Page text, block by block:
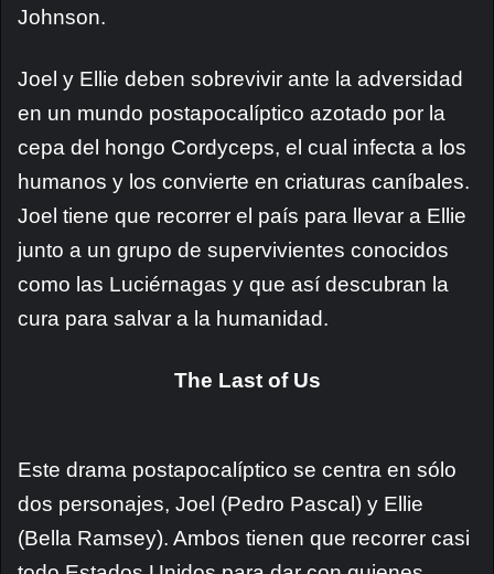
Johnson.
Joel y Ellie deben sobrevivir ante la adversidad
en un mundo postapocalíptico azotado por la
cepa del hongo Cordyceps, el cual infecta a los
humanos y los convierte en criaturas caníbales.
Joel tiene que recorrer el país para llevar a Ellie
junto a un grupo de supervivientes conocidos
como las Luciérnagas y que así descubran la
cura para salvar a la humanidad.
The Last of Us
Este drama postapocalíptico se centra en sólo
dos personajes, Joel (Pedro Pascal) y Ellie
(Bella Ramsey). Ambos tienen que recorrer casi